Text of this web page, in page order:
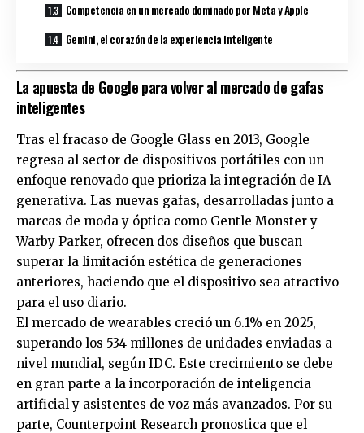
Competencia en un mercado dominado por Meta y Apple
Gemini, el corazón de la experiencia inteligente
La apuesta de Google para volver al mercado de gafas
inteligentes
Tras el fracaso de Google Glass en 2013, Google
regresa al sector de dispositivos portátiles con un
enfoque renovado que prioriza la integración de IA
generativa. Las nuevas gafas, desarrolladas junto a
marcas de moda y óptica como Gentle Monster y
Warby Parker, ofrecen dos diseños que buscan
superar la limitación estética de generaciones
anteriores, haciendo que el dispositivo sea atractivo
para el uso diario.
El mercado de wearables creció un 6.1% en 2025,
superando los 534 millones de unidades enviadas a
nivel mundial, según IDC. Este crecimiento se debe
en gran parte a la incorporación de inteligencia
artificial y asistentes de voz más avanzados. Por su
parte, Counterpoint Research pronostica que el